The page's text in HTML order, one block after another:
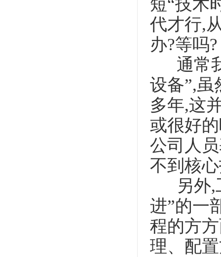
短“技术
代才行,
办?等吗?
通常我
设备”,虽
多年,这
或很好
公司人
不到核
另外,
进”的一
程的方
理、配